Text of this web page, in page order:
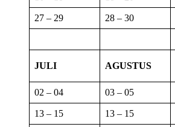
27 – 29 28 – 30
JULI AGUSTUS
02 – 04 03 – 05
13 – 15 13 – 15